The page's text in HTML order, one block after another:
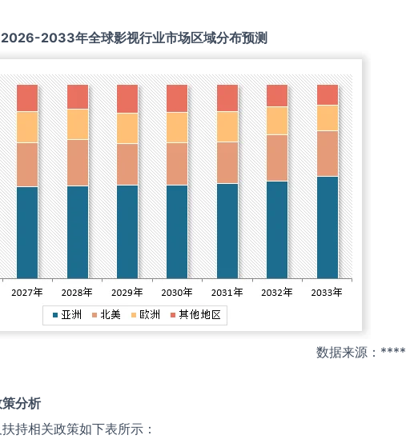
2026-2033年全球影视行业市场区域分布预测
数据来源：****
分析
持相关政策如下表所示：